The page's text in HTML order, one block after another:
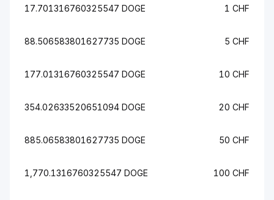
17.701316760325547 DOGE 1 CHF
88.506583801627735 DOGE 5 CHF
177.01316760325547 DOGE 10 CHF
354.02633520651094 DOGE 20 CHF
885.06583801627735 DOGE 50 CHF
1,770.1316760325547 DOGE 100 CHF